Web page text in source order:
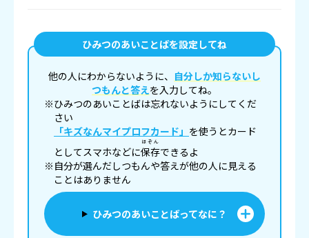
ひみつのあいことばを設定してね
他の人にわからないように、 自分しか知らないし
つもんと答えを入力してね。
※ひみつのあいことばは忘れないようにしてくだ
さい
「キズなんマイプロフカード」 を使うとカード
としてスマホなどに保存
ほぞん
できるよ
※自分が選んだしつもんや答えが他の人に見える
ことはありません
ひみつのあいことばってなに？